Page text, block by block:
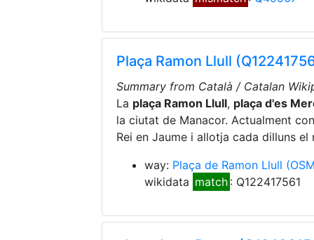
Plaça Ramon Llull
Summary from Català / Catalan
La plaça Ramon Llull, plaça d'es
la ciutat de Manacor. Actualment
Rei en Jaume i allotja cada dilluns el
way: Plaça de Ramon Llull
wikidata match : Q122417561